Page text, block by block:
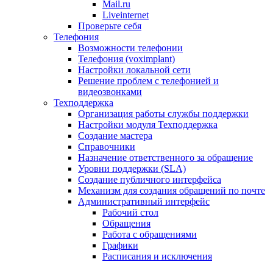
Mail.ru
Liveinternet
Проверьте себя
Телефония
Возможности телефонии
Телефония (voximplant)
Настройки локальной сети
Решение проблем с телефонией и
видеозвонками
Техподдержка
Организация работы службы поддержки
Настройки модуля Техподдержка
Создание мастера
Справочники
Назначение ответственного за обращение
Уровни поддержки (SLA)
Создание публичного интерфейса
Механизм для создания обращений по почте
Административный интерфейс
Рабочий стол
Обращения
Работа с обращениями
Графики
Расписания и исключения